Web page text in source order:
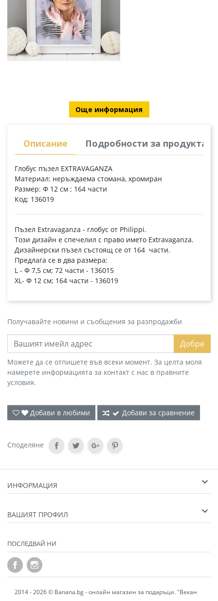
Още информация
Описание Подробности за продукта
Глобус пъзел EXTRAVAGANZA
Материал: неръждаема стомана, хромиран
Размер: Ф 12 см ; 164 части
Код: 136019
Пъзел Extravaganza - глобус от Philippi.
Този дизайн е спечелил с право името Extravaganza.
Дизайнерски пъзел състоящ се от 164 части.
Предлага се в два размера:
L - Ф 7,5 см; 72 части - 136015
XL- Ф 12 см; 164 части - 136019
Получавайте новини и съобщения за разпродажби
Добре
Можете да се отпишете във всеки момент. За целта моля
намерете информацията за контакт с нас в правните
условия.
Добави в любими Добави за сравнение
Споделяне
ИНФОРМАЦИЯ
ВАШИЯТ ПРОФИЛ
ПОСЛЕДВАЙ НИ
2014 - 2026 © Banana.bg - онлайн магазин за подаръци. "Векан